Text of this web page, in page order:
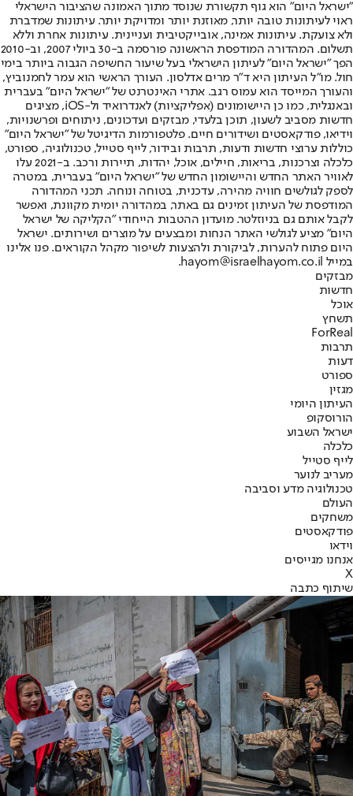
"ישראל היום" הוא גוף תקשורת שנוסד מתוך האמונה שהציבור הישראלי
ראוי לעיתונות טובה יותר, מאוזנת יותר ומדויקת יותר. עיתונות שמדברת
ולא צועקת. עיתונות אמינה, אובייקטיבית ועניינית. עיתונות אחרת וללא
תשלום. המהדורה המודפסת הראשונה פורסמה ב-30 ביולי 2007, וב-2010
הפך "ישראל היום" לעיתון הישראלי בעל שיעור החשיפה הגבוה ביותר בימי
חול. מו"ל העיתון היא ד"ר מרים אדלסון. העורך הראשי הוא עמר לחמנוביץ,
והעורך המייסד הוא עמוס רגב. אתרי האינטרנט של "ישראל היום" בעברית
ובאנגלית, כמו כן היישומונים (אפליקציות) לאנדרואיד ול-iOS, מציגים
חדשות מסביב לשעון, תוכן בלעדי, מבזקים ועדכונים, ניתוחים ופרשנויות,
וידיאו, פודקאסטים ושידורים חיים. פלטפורמות הדיגיטל של "ישראל היום"
כוללות ערוצי חדשות ודעות, תרבות ובידור, לייף סטייל, טכנולוגיה, ספורט,
כלכלה וצרכנות, בריאות, חיילים, אוכל, יהדות, תיירות ורכב. ב-2021 עלו
לאוויר האתר החדש והיישומון החדש של "ישראל היום" בעברית, במטרה
לספק לגולשים חוויה מהירה, עדכנית, בטוחה ונוחה. תכני המהדורה
המודפסת של העיתון זמינים גם באתר, במהדורה יומית מקוונת, ואפשר
לקבל אותם גם בניוזלטר. מועדון ההטבות הייחודי "הקליקה של ישראל
היום" מציע לגולשי האתר הנחות ומבצעים על מוצרים ושירותים. ישראל
היום פתוח להערות, לביקורת ולהצעות לשיפור מקהל הקוראים. פנו אלינו
במייל hayom@israelhayom.co.il.
מבזקים
חדשות
אוכל
תשחץ
ForReal
תרבות
דעות
ספורט
מגזין
העיתון היומי
הורוסקופ
ישראל השבוע
כלכלה
לייף סטייל
מעריב לנוער
טכנולוגיה מדע וסביבה
העולם
משחקים
פודקאסטים
וידאו
אנחנו מגייסים
X
שיתוף כתבה